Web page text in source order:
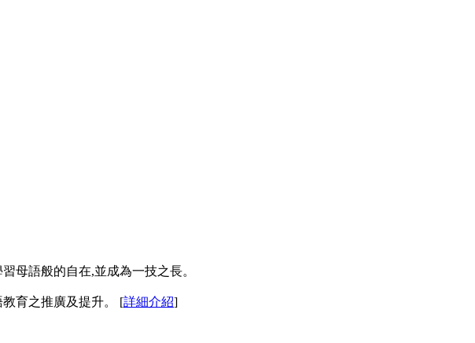
母語般的自在,並成為一技之長。
育之推廣及提升。 [詳細介紹]